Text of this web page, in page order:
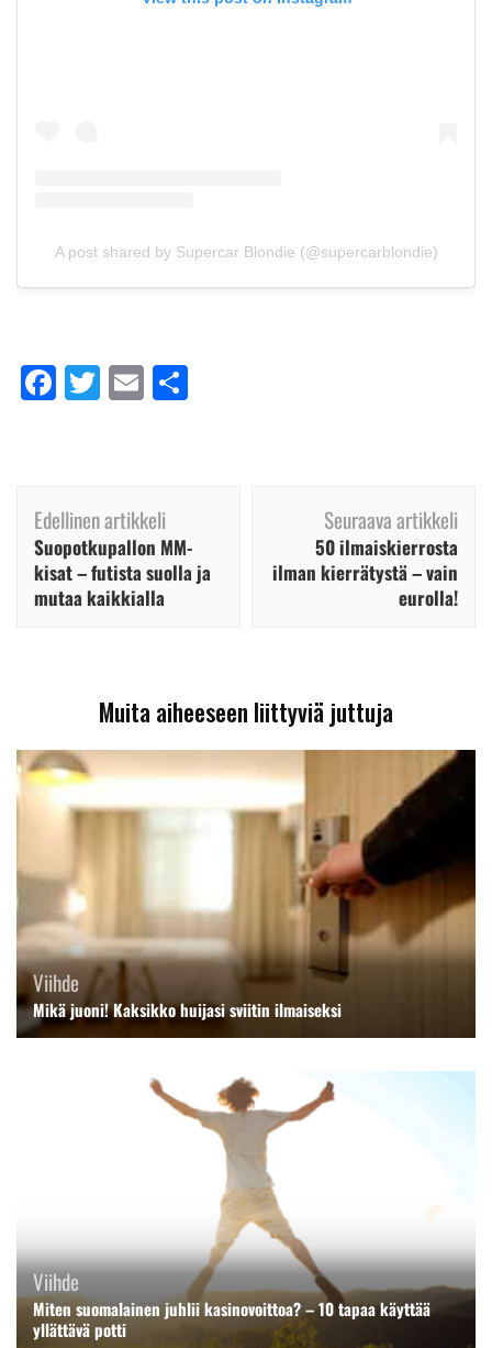
A post shared by Supercar Blondie (@supercarblondie)
Facebook
Twitter
Email
Artikkelien
selaus
Edellinen artikkeli
Suopotkupallon MM-
kisat – futista suolla ja
mutaa kaikkialla
Seuraava artikkeli
50 ilmaiskierrosta
ilman kierrätystä – vain
eurolla!
Muita aiheeseen liittyviä juttuja
Viihde
Mikä juoni! Kaksikko huijasi sviitin ilmaiseksi
Viihde
Miten suomalainen juhlii kasinovoittoa? – 10 tapaa käyttää
yllättävä potti